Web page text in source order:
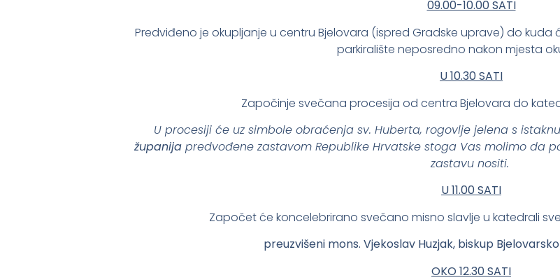
09.00-10.00 SATI
Predviđeno je okupljanje u centru Bjelovara (ispred Gradske uprave) do
parkiralište neposredno nakon mjesta
U 10.30 SATI
Započinje svečana procesija od centra Bjelovara do
U procesiji će uz simbole obraćenja sv. Huberta, rogovlje jelena s
županijapredvođene zastavom Republike Hrvatske stoga Vas molimo da
zastavu nositi.
U 11.00 SATI
Započet će koncelebrirano svečano misno slavlje u katedrali
preuzvišeni mons. Vjekoslav Huzjak, biskup
OKO 12.30 SATI